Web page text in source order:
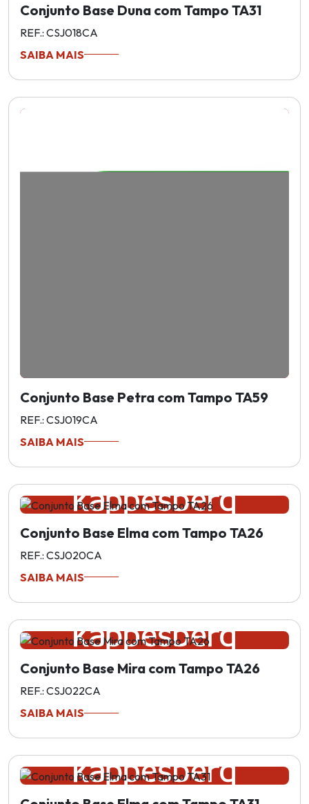
Conjunto Base Duna com Tampo TA31
REF.: CSJ018CA
SAIBA MAIS
Conjunto Base Petra com Tampo TA59
REF.: CSJ019CA
SAIBA MAIS
Conjunto Base Elma com Tampo TA26
REF.: CSJ020CA
SAIBA MAIS
Conjunto Base Mira com Tampo TA26
REF.: CSJ022CA
SAIBA MAIS